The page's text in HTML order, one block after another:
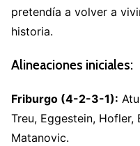
pretendía a volver a
historia.
Alineaciones iniciales:
Friburgo (4-2-3-1):
Treu, Eggestein,
Matanovic.